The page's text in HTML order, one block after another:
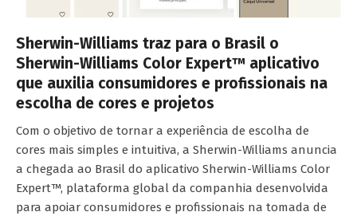
Sherwin-Williams traz para o Brasil o
Sherwin-Williams Color Expert™ aplicativo
que auxilia consumidores e profissionais na
escolha de cores e projetos
Com o objetivo de tornar a experiência de escolha de
cores mais simples e intuitiva, a Sherwin-Williams anuncia
a chegada ao Brasil do aplicativo Sherwin-Williams Color
Expert™, plataforma global da companhia desenvolvida
para apoiar consumidores e profissionais na tomada de